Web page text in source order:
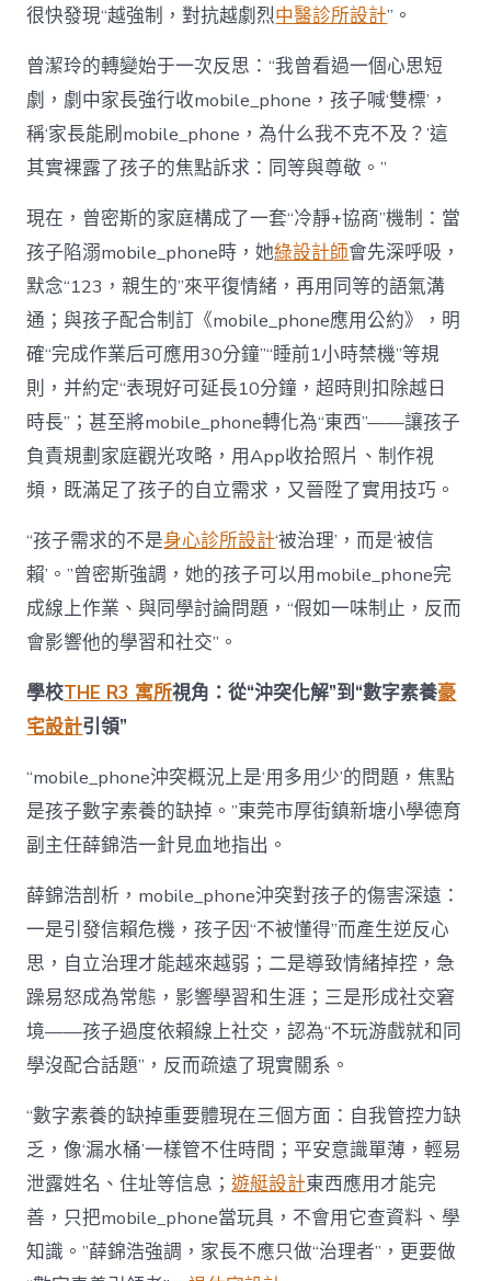
很快發現“越強制，對抗越劇烈中醫診所設計”。
曾潔玲的轉變始于一次反思：“我曾看過一個心思短
劇，劇中家長強行收mobile_phone，孩子喊‘雙標’，
稱‘家長能刷mobile_phone，為什么我不克不及？’這
其實裸露了孩子的焦點訴求：同等與尊敬。”
現在，曾密斯的家庭構成了一套“冷靜+協商”機制：當
孩子陷溺mobile_phone時，她綠設計師會先深呼吸，
默念“123，親生的”來平復情緒，再用同等的語氣溝
通；與孩子配合制訂《mobile_phone應用公約》，明
確“完成作業后可應用30分鐘”“睡前1小時禁機”等規
則，并約定“表現好可延長10分鐘，超時則扣除越日
時長”；甚至將mobile_phone轉化為“東西”——讓孩子
負責規劃家庭觀光攻略，用App收拾照片、制作視
頻，既滿足了孩子的自立需求，又晉陞了實用技巧。
“孩子需求的不是身心診所設計‘被治理’，而是‘被信
賴’。”曾密斯強調，她的孩子可以用mobile_phone完
成線上作業、與同學討論問題，“假如一味制止，反而
會影響他的學習和社交”。
學校THE R3 寓所視角：從“沖突化解”到“數字素養豪
宅設計引領”
“mobile_phone沖突概況上是‘用多用少’的問題，焦點
是孩子數字素養的缺掉。”東莞市厚街鎮新塘小學德育
副主任薛錦浩一針見血地指出。
薛錦浩剖析，mobile_phone沖突對孩子的傷害深遠：
一是引發信賴危機，孩子因“不被懂得”而產生逆反心
思，自立治理才能越來越弱；二是導致情緒掉控，急
躁易怒成為常態，影響學習和生涯；三是形成社交窘
境——孩子過度依賴線上社交，認為“不玩游戲就和同
學沒配合話題”，反而疏遠了現實關系。
“數字素養的缺掉重要體現在三個方面：自我管控力缺
乏，像‘漏水桶’一樣管不住時間；平安意識單薄，輕易
泄露姓名、住址等信息；遊艇設計東西應用才能完
善，只把mobile_phone當玩具，不會用它查資料、學
知識。”薛錦浩強調，家長不應只做“治理者”，更要做